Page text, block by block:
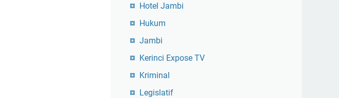
Hotel Jambi
Hukum
Jambi
Kerinci Expose TV
Kriminal
Legislatif